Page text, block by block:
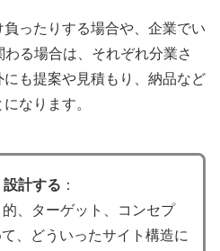
ったりする場合や、企業でい
る場合は、それぞれ分業さ
も提案や見積もり、納品など
なります。
計する ：
、ターゲット、コンセプ
、どういったサイト構造に